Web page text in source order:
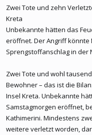
Zwei Tote und zehn
Kreta
Unbekannte hätten das
eröffnet. Der Angriff
Sprengstoffanschlag in der
Zwei Tote und wohl
Bewohner – das ist die
Insel Kreta. Unbekannte
Samstagmorgen eröffnet,
Kathimerini. Mindestens
weitere verletzt worden,